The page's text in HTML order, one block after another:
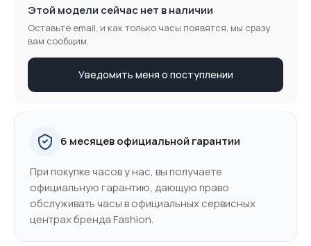
Этой модели сейчас нет в наличии
Оставьте email, и как только часы появятся, мы сразу
вам сообщим.
Уведомить меня о поступлении
6 месяцев официальной гарантии
При покупке часов у нас, вы получаете
официальную гарантию, дающую право
обслуживать часы в официальных сервисных
центрах бренда Fashion.